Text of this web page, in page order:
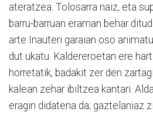
ateratzea. Tolosarra naiz, eta
barru-barruan eraman behar
arte Inauteri garaian oso
dut ukatu. Kaldereroetan ere
horretatik, badakit zer den
kalean zehar ibiltzea kantari.
eragin didatena da; gaztelaniaz